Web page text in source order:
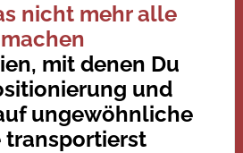
nicht mehr alle
machen
mit denen Du
und
ungewöhnliche
transportierst